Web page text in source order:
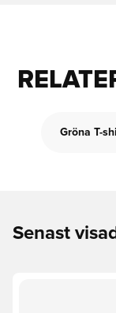
Gröna T-
Senast